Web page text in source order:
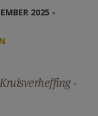
2025 -
-